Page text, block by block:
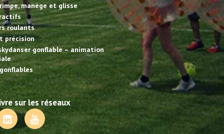
manège et glisse
roulants
précision
gonflable – animation
sur les réseaux